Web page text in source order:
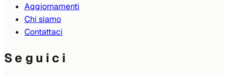
Aggiornamenti
Chi siamo
Contattaci
Seguici